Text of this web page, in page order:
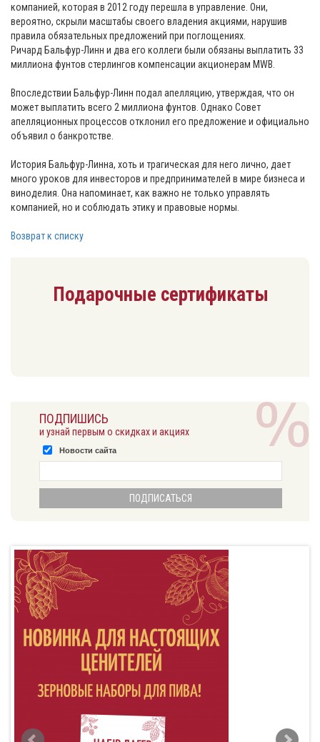
компанией, которая в 2012 году перешла в управление. Они,
вероятно, скрыли масштабы своего владения акциями, нарушив
правила обязательных предложений при поглощениях.
Ричард Бальфур-Линн и два его коллеги были обязаны выплатить 33
миллиона фунтов стерлингов компенсации акционерам MWB.
Впоследствии Бальфур-Линн подал апелляцию, утверждая, что он
может выплатить всего 2 миллиона фунтов. Однако Совет
апелляционных процессов отклонил его предложение и официально
объявил о банкротстве.
История Бальфур-Линна, хоть и трагическая для него лично, дает
много уроков для инвесторов и предпринимателей в мире бизнеса и
виноделия. Она напоминает, как важно не только управлять
компанией, но и соблюдать этику и правовые нормы.
Возврат к списку
Подарочные сертификаты
ПОДПИШИСЬ
и узнай первым о скидках и акциях
Новости сайта